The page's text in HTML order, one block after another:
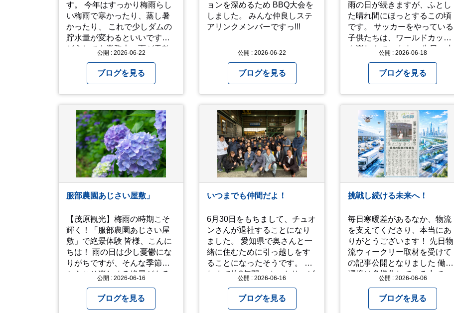
で最高に美味しかったで
す！！目の前で店員さんがカ
ットしてくれるのもとっても
良かったです。 これは何個で
も行けてしまう勢
い、、！！！ 皆様も静岡へ行
く予定がありましたら是非と
も召し上がって見てくださ
い！予約は行っていないよう
なので、時と場合とタイミン
グと要相談です、、！！！
す。 今年はすっかり梅雨らし
い梅雨で寒かったり、蒸し暑
かったり、 これで少しダムの
貯水量が変わるといいです。
どうしても業務上、雨が天敵
には水は欠かせないので 恵の
雨というこばのとおり、雨の
日は雨の日にできることを考
えてきたいものです。 さて、
すっかり題名とは違う話にな
ってしまいましたが、お家に
は代々10年以上続く ヒメダカ
がいますが、そのメダカの池
にはトンボが卵を産んで、ヤ
ゴがいたり、変な虫が いたり
します。ヤゴはメダカを食べ
てしまうのでほんとは別にし
たいのですが、トンボに かえ
るところが見たくて飼ってみ
ました。 が、途中までかえり
そうでしたが、だめなようで
した。 秋にはたくさんのトン
ボが飛んでいますが、自然の
中で成虫にかえるというのは
厳しいんだなと 実感しまし
た。私たち、生かされている
以上、一所懸命何かをしない
公開 : 2026-06-22
ブログを見る
ョンを深めるため BBQ大会を
しました。 みんな仲良しステ
アリンクメンバーですっ!!!
公開 : 2026-06-22
ブログを見る
雨の日が続きますが、ふとし
た晴れ間にほっとするこの頃
です。 サッカーをやっている
子供たちは、ワールドカップ
を楽しんでいます。 先日、小
て参りました。 アジサイの時
期で、観光客がとても多かっ
たです。 北鎌倉駅で降りて、
明月院⇒亀ヶ谷坂切通⇒「も
やい工藝」で手仕事の器を購
入⇒お昼ご飯⇒鶴岡八幡宮⇒
江ノ電で大仏へ。 江ノ島は時
間切れで断念！ 明月院のアジ
サイは白にフチが紫のが特に
素敵だと思いました。 中１次
男が小学校の修学旅行で鎌倉
に行った時にお昼を食べてお
勧めという「玉子焼おざわ」
のだし巻き卵はとてもおいし
かったです。 鶴岡八幡宮のハ
スは時期が早かったですが、
来月は見事だろうなぁ。 それ
では、皆さん、梅雨冷えの日
もございますが、お元気でお
過ごし下さい。
公開 : 2026-06-18
ブログを見る
服部農園あじさい屋敷」
【茂原観光】梅雨の時期こそ
輝く！「服部農園あじさい屋
敷」で絶景体験 皆様、こんに
ちは！ 雨の日は少し憂鬱にな
りがちですが、そんな季節だ
からこそ楽しめる絶景がある
千葉県茂原市にある「服部農
園あじさい屋敷」をご紹介し
公開 : 2026-06-16
ブログを見る
いつまでも仲間だよ！
6月30日をもちまして、チュオ
ンさんが退社することになり
ました。 愛知県で奥さんと一
緒に住むために引っ越しをす
ることになったそうです。 こ
れまで約3年間、オートサービ
に頑張ってくれました。 彼の
明るい笑顔と丁寧な仕事ぶり
公開 : 2026-06-16
ブログを見る
挑戦し続ける未来へ！
毎日寒暖差があるなか、物流
を支えてくださり、本当にあ
りがとうございます！ 先日物
流ウィークリー取材を受けて
の記事公開となりました 働く
環境は多様化している中で、
るよう、様々な取り組みを通
して、挑戦を続けてまいりま
公開 : 2026-06-06
ブログを見る